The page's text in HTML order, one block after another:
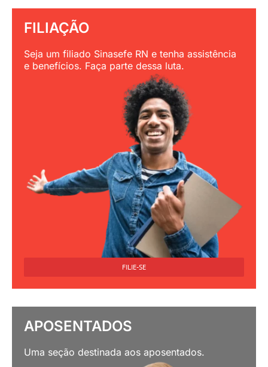
FILIAÇÃO
Seja um filiado Sinasefe RN e tenha assistência
e benefícios. Faça parte dessa luta.
FILIE-SE
APOSENTADOS
Uma seção destinada aos aposentados.